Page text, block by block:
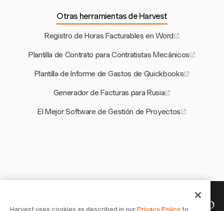
Otras herramientas de Harvest
Registro de Horas Facturables en Word
Plantilla de Contrato para Contratistas Mecánicos
Plantilla de Informe de Gastos de Quickbooks
Generador de Facturas para Rusia
El Mejor Software de Gestión de Proyectos
Tu tiempo merece ser registrado
Harvest uses cookies as described in ourPrivacy Policyto